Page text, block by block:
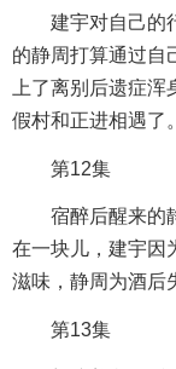
建宇对自己的行
的静周打算通过自
上了离别后遗症
假村和正进相遇了。
第12集
宿醉后醒来的静
在一块儿，建宇因
滋味，静周为酒后
第13集